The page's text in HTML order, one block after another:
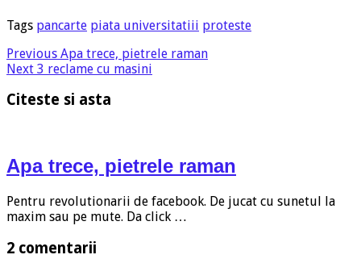
Tags pancarte piata universitatiii proteste
Previous Apa trece, pietrele raman
Next 3 reclame cu masini
Citeste si asta
Apa trece, pietrele raman
Pentru revolutionarii de facebook. De jucat cu sunetul la
maxim sau pe mute. Da click …
2 comentarii